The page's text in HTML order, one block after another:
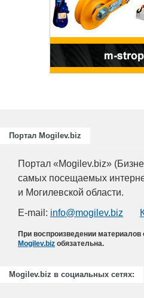
Портал Mogilev.biz
Портал «Mogilev.biz»
самых посещаемых
и Могилевской области.
E-mail: info@mogilev.biz
При воспроизведении материалов
Mogilev.biz обязательна.
Mogilev.biz в социальных сетях: